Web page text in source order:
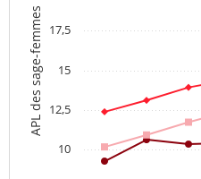
APL des sage-femmes
10
12,5
15
17,5